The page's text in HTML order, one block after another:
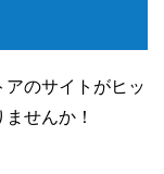
のサイトがヒッ
せんか！